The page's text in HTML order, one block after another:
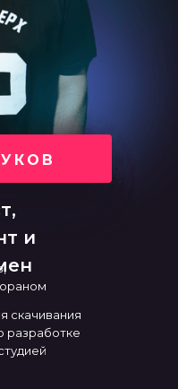
и
скачивания
разработке